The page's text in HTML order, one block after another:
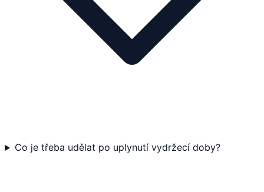
Co je třeba udělat po uplynutí vydržecí doby?